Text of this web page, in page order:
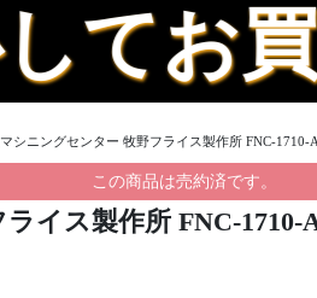
求め
シニングセンター 牧野フライス製作所 FNC-1710-
この商品は売約済です。
イス製作所 FNC-1710-